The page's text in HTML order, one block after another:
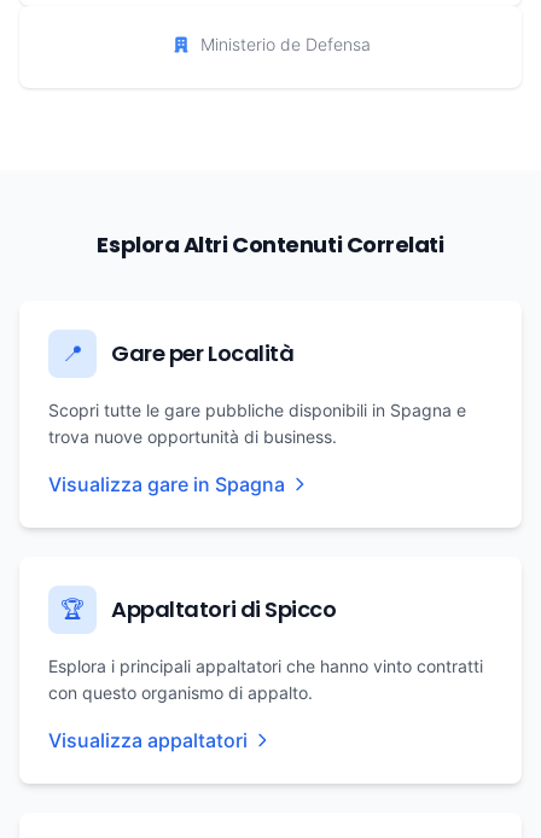
Ministerio de Defensa
Esplora Altri Contenuti Correlati
📍 Gare per Località
Scopri tutte le gare pubbliche disponibili in Spagna e
trova nuove opportunità di business.
Visualizza gare in Spagna
🏆 Appaltatori di Spicco
Esplora i principali appaltatori che hanno vinto contratti
con questo organismo di appalto.
Visualizza appaltatori